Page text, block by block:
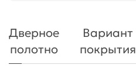
Дверное
полотно
Вариант
покрытия